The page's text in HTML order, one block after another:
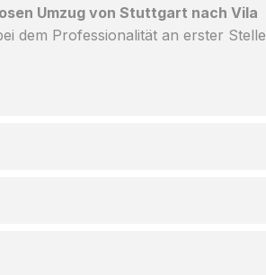
Umzug von Stuttgart nach Vila
dem Professionalität an erster Stelle